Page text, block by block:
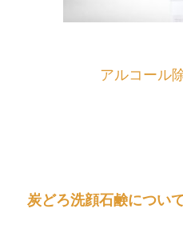
アルコール
炭どろ洗顔石鹸につい